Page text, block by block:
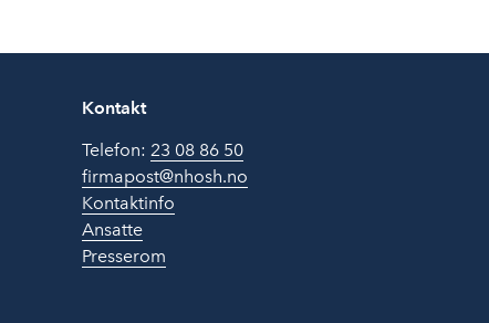
Kontakt
Telefon: 23 08 86 50
firmapost@nhosh.no
Kontaktinfo
Ansatte
Presserom